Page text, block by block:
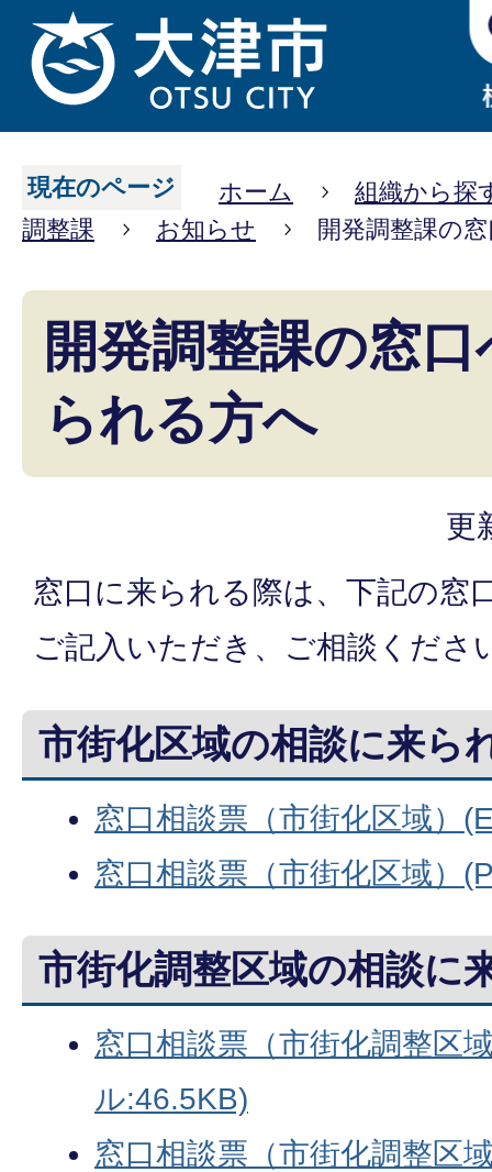
現在のページ ホーム
組織から探
調整課
お知らせ 開発調整課の
開発調整課の窓
られる方へ
更
窓口に来られる際は、下記の窓
ご記入いただき、ご相談くださ
市街化区域の相談に来ら
窓口相談票（市街化区域）
窓口相談票（市街化区域）
市街化調整区域の相談に
窓口相談票（市街化調整区
ル:46.5KB)
窓口相談票（市街化調整区